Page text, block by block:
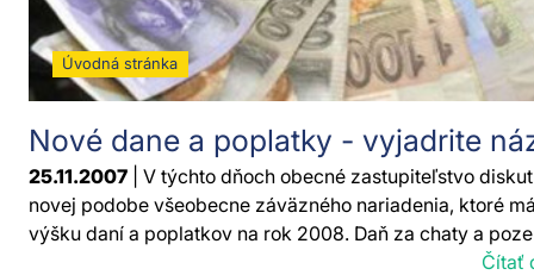
Úvodná stránka
Nové dane a poplatky - vyjadrite
25.11.2007 | V týchto dňoch obecné zastupiteľstvo
novej podobe všeobecne záväzného nariadenia, ktoré
výšku daní a poplatkov na rok 2008. Daň za chaty a
Čítať